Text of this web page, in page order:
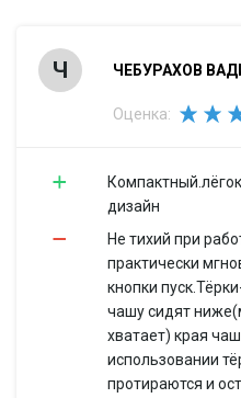
погружной части
Отверстие для
ингредиентов
Габариты и вес
0.85 кг
Дополнительная
информация
Ч ЧЕБУРАХОВ
Оценка:
дизайн
Не тихий при
практически
кнопки
чашу сидят
хватает) края
использовании
протираются и